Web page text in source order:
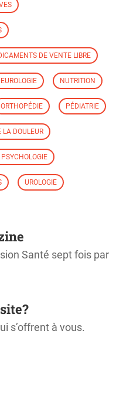
DE VENTE LIBRE
NUTRITION
ORTHOPÉDIE PÉDIATRIE
LA DOULEUR
UROLOGIE
Santé sept fois par
s’offrent à vous.